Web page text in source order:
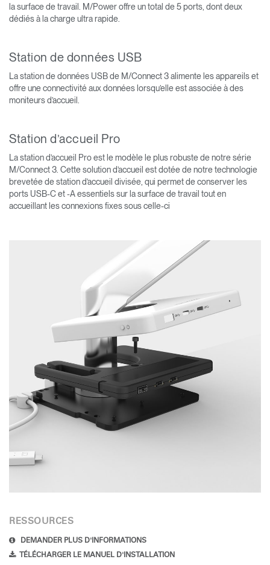
la surface de travail. M/Power offre un total de 5 ports, dont deux
dédiés à la charge ultra rapide.
Station de données USB
La station de données USB de M/Connect 3 alimente les appareils et
offre une connectivité aux données lorsqu’elle est associée à des
moniteurs d’accueil.
Station d’accueil Pro
La station d’accueil Pro est le modèle le plus robuste de notre série
M/Connect 3. Cette solution d’accueil est dotée de notre technologie
brevetée de station d’accueil divisée, qui permet de conserver les
ports USB-C et -A essentiels sur la surface de travail tout en
accueillant les connexions fixes sous celle-ci
RESSOURCES
DEMANDER PLUS D'INFORMATIONS
TÉLÉCHARGER LE MANUEL D'INSTALLATION